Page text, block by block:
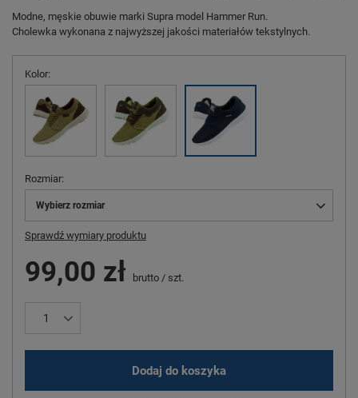
Modne, męskie obuwie marki Supra model Hammer Run.
Cholewka wykonana z najwyższej jakości materiałów tekstylnych.
Kolor
Rozmiar
Wybierz rozmiar
Sprawdź wymiary produktu
99,00 zł brutto / szt.
Dodaj do koszyka